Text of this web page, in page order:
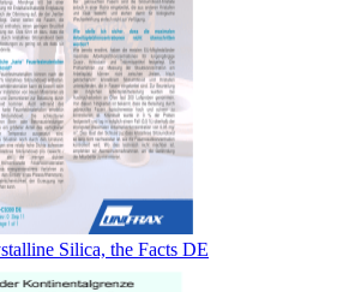
Silica, the Facts DE